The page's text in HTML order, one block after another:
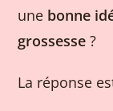
une bonne
grossesse ?
La réponse